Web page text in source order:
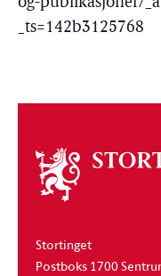
_ts=142b3125768
Om
stortinget
Stortinget
Postboks 1700